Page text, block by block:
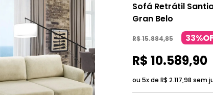
Sofá Retrátil
Gran Belo
R$15.884,85
R$ 10.589,90
ou 5x de R$ 2.117,98 sem